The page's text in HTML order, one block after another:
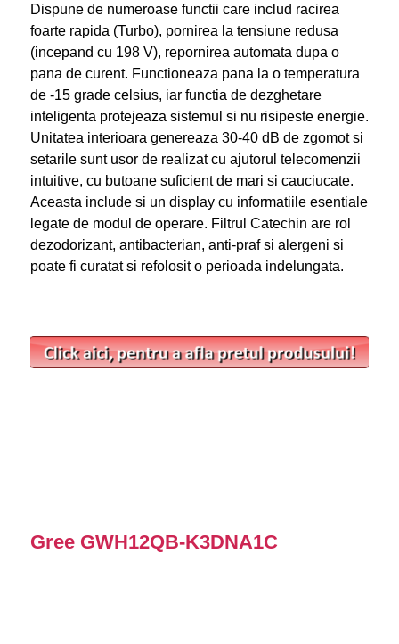
Dispune de numeroase functii care includ racirea
foarte rapida (Turbo), pornirea la tensiune redusa
(incepand cu 198 V), repornirea automata dupa o
pana de curent. Functioneaza pana la o temperatura
de -15 grade celsius, iar functia de dezghetare
inteligenta protejeaza sistemul si nu risipeste energie.
Unitatea interioara genereaza 30-40 dB de zgomot si
setarile sunt usor de realizat cu ajutorul telecomenzii
intuitive, cu butoane suficient de mari si cauciucate.
Aceasta include si un display cu informatiile esentiale
legate de modul de operare. Filtrul Catechin are rol
dezodorizant, antibacterian, anti-praf si alergeni si
poate fi curatat si refolosit o perioada indelungata.
Gree GWH12QB-K3DNA1C